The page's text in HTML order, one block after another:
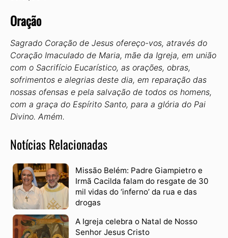
Oração
Sagrado Coração de Jesus ofereço-vos, através do
Coração Imaculado de Maria, mãe da Igreja, em união
com o Sacrifício Eucarístico, as orações, obras,
sofrimentos e alegrias deste dia, em reparação das
nossas ofensas e pela salvação de todos os homens,
com a graça do Espírito Santo, para a glória do Pai
Divino. Amém.
Notícias Relacionadas
Missão Belém: Padre Giampietro e
Irmã Cacilda falam do resgate de 30
mil vidas do ‘inferno’ da rua e das
drogas
A Igreja celebra o Natal de Nosso
Senhor Jesus Cristo